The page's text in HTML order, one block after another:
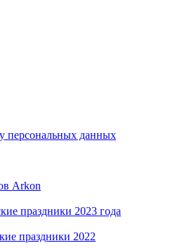
персональных данных
Arkon
праздники 2023 года
праздники 2022